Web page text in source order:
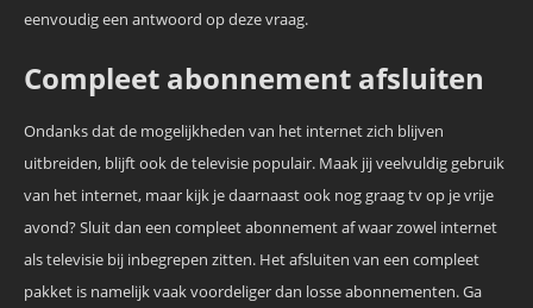
eenvoudig een antwoord op deze vraag.
Compleet abonnement afsluiten
Ondanks dat de mogelijkheden van het internet zich blijven
uitbreiden, blijft ook de televisie populair. Maak jij veelvuldig gebruik
van het internet, maar kijk je daarnaast ook nog graag tv op je vrije
avond? Sluit dan een compleet abonnement af waar zowel internet
als televisie bij inbegrepen zitten. Het afsluiten van een compleet
pakket is namelijk vaak voordeliger dan losse abonnementen. Ga